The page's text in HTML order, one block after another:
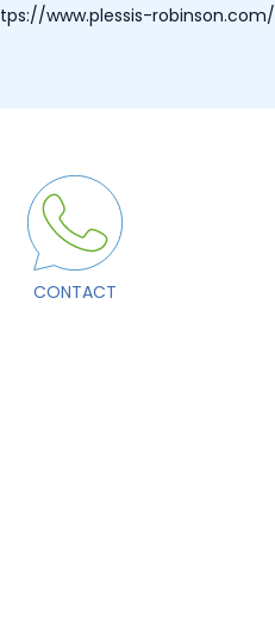
www.plessis-robinson.com/
CONTACT